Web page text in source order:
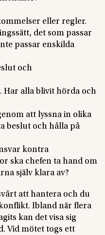
eller regler.
det som passar
passar enskilda
och
Har alla blivit hörda och
att lyssna in olika
beslut och hålla på
kontra
ska chefen ta hand om
själv klara av?
att hantera och du
Ibland när flera
kan det visa sig
Vid mötet togs ett